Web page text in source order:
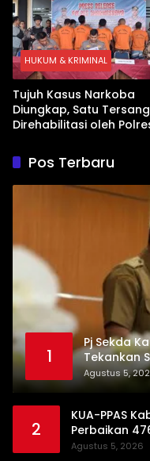
HUKUM & KRIMINAL
Tujuh Kasus Narkoba
Diungkap, Satu
Direhabilitasi oleh
Pos Terbaru
1
Pj Sekda
Tekankan
Agustus 5,
2
KUA-PPAS
Perbaikan
Prioritas
Agustus 5, 2026